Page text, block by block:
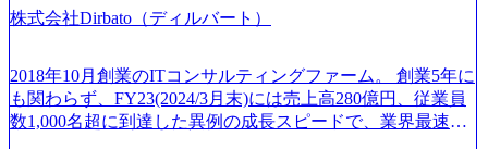
から”のコンサルの在り方 (https://www.businessinsider.jp/articl
を取得 (https://www.agara.co.jp/article/382811) シンプレクスと
Xspear Consultingが、東京都港区の行政手続き100%デジタル
化を支援 (https://www.afpbb.com/articles/-/3520247) 【未経験
の制度】 育児休暇： 対象：小学校1年修了時の3月31日まで
日2時間15分まで、始業・終業時刻の繰り上げ・繰り下げが
可能 子の看護休暇： 子1人につき5日まで取得でき、1時間
単位で取得することも可能 家族看護休暇： 5日まで取得で
成活躍させるためのナレッジシェアおよび丁寧なOJTを欠か
19:30～ 所要時間 : 約1時間 2026年8月13日(木) 16:00 ＼応募
意思不問・業界未経験歓迎！／ M&A承継機構のビジョンや
業務内容、実際の働き方について詳しくお伝えするオンラ
イン説明会を開催いたします。 M&A業界に興味があり、ま
株式会社Dirbato（ディルバート）
2018年10月創業のITコンサルティングファーム。 創業5年に
も関わらず、FY23(2024/3月末)には売上高280億円、従業員
数1,000名超に到達した異例の成長スピードで、業界最速と